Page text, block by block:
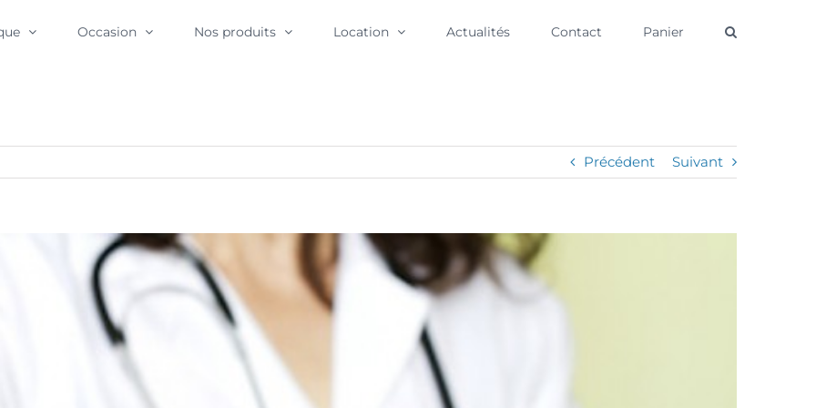
Occasion Nos produits Location Actualités Contact Panier
Précédent Suivant